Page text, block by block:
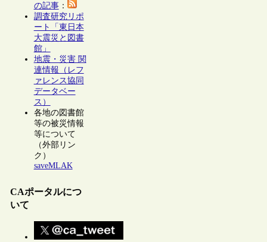
の記事：
調査研究リポ
ート「東日本
大震災と図書
館」
地震・災害 関
連情報（レフ
ァレンス協同
データベー
ス）
各地の図書館
等の被災情報
等について
（外部リン
ク）
saveMLAK
CAポータルにつ
いて